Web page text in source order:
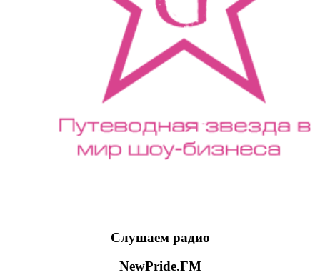
Слушаем радио
NewPride.FM